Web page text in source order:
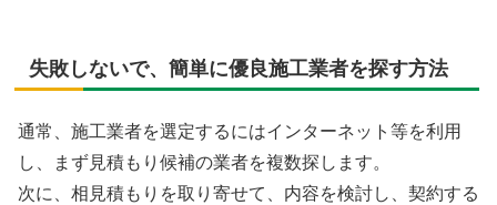
失敗しないで、簡単に優良施工業者を探す方法
通常、施工業者を選定するにはインターネット等を利用
し、まず見積もり候補の業者を複数探します。
次に、相見積もりを取り寄せて、内容を検討し、契約する